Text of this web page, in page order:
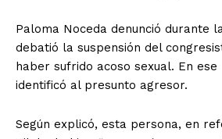
Paloma Noceda denunció durante
debatió la suspensión del
haber sufrido acoso sexual. En ese
identificó al presunto agresor.
Según explicó, esta persona, en